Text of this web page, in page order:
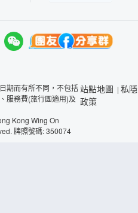
期而有所不同，不包括
服務費(旅行團適用)及
Kong Wing On
牌照號碼: 350074
站點地圖 | 私隱
政策